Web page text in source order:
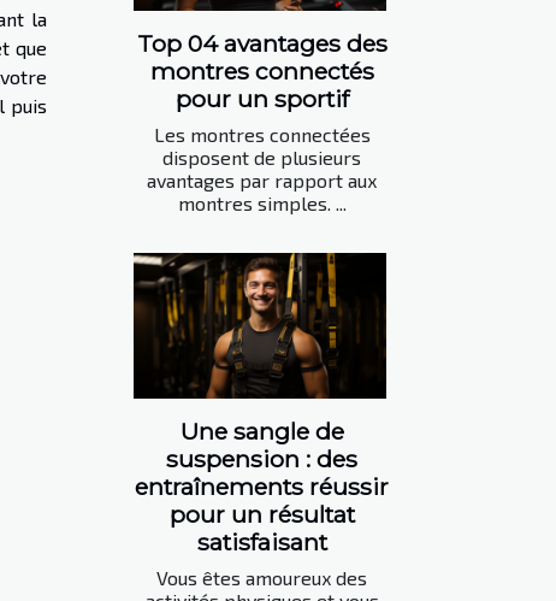
la
que
puis
Top 04 avantages des
montres connectés
pour un sportif
Les montres connectées
disposent de plusieurs
avantages par rapport aux
montres simples. ...
Une sangle de
suspension : des
entraînements réussir
pour un résultat
satisfaisant
Vous êtes amoureux des